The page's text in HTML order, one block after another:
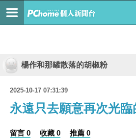
楊作和那罐散落的胡椒粉
2025-10-17 07:31:39
永遠只去願意再次光臨
留言 0 收藏 0 推薦 0